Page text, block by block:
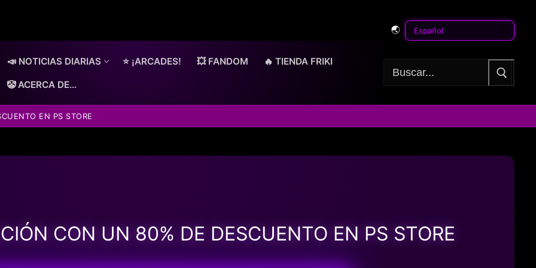
🌏
📣 NOTICIAS DIARIAS ⭐ ¡ARCADES! 💥 FANDOM 🔥 TIENDA FRIKI
🤡 ACERCA DE…
Buscar:
EN PS STORE
CON UN 80% DE DESCUENTO EN PS STORE